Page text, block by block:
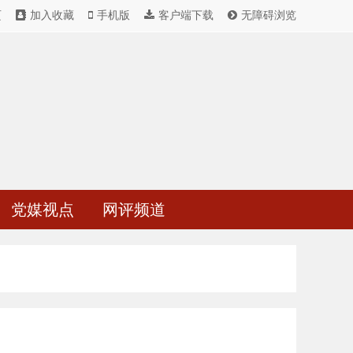
加入收藏 手机版 客户端下载 无障碍浏览
党媒视点 网评频道